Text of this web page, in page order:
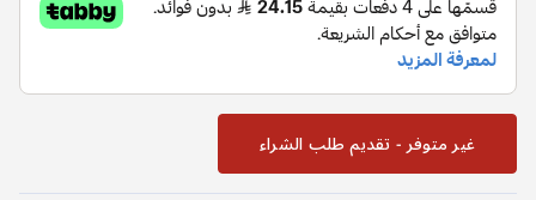
غير متوفر - تقديم طلب الشراء